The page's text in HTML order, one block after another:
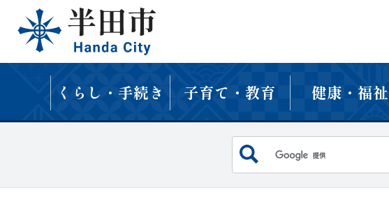
くらし・手続き 子育て・教育 健康・福祉